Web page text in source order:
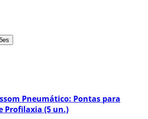
Pneumático: Pontas para
Profilaxia (5 un.)